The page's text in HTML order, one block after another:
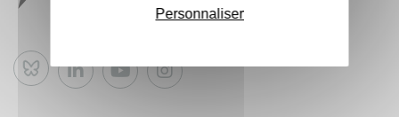
Bluesky
Personnaliser